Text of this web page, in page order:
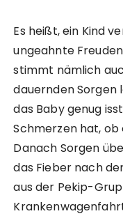
Es heißt, ein Kind
ungeahnte
stimmt nämlich
dauernden Sorgen
das Baby genug
Schmerzen hat,
Danach Sorgen
das Fieber nach
aus der Pekip-